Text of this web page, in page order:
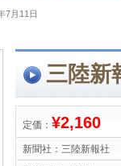
7月11日
三陸新
定価： ¥2,160
新聞社： 三陸新報社